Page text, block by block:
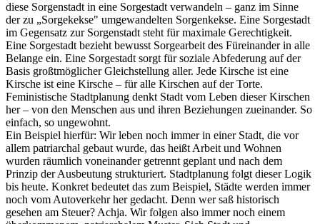
diese Sorgenstadt in eine Sorgestadt verwandeln – ganz im Sinne
der zu „Sorgekekse" umgewandelten Sorgenkekse. Eine Sorgestadt
im Gegensatz zur Sorgenstadt steht für maximale Gerechtigkeit.
Eine Sorgestadt bezieht bewusst Sorgearbeit des Füreinander in alle
Belange ein. Eine Sorgestadt sorgt für soziale Abfederung auf der
Basis großtmöglicher Gleichstellung aller. Jede Kirsche ist eine
Kirsche ist eine Kirsche – für alle Kirschen auf der Torte.
Feministische Stadtplanung denkt Stadt vom Leben dieser Kirschen
her – von den Menschen aus und ihren Beziehungen zueinander. So
einfach, so ungewohnt.
Ein Beispiel hierfür: Wir leben noch immer in einer Stadt, die vor
allem patriarchal gebaut wurde, das heißt Arbeit und Wohnen
wurden räumlich voneinander getrennt geplant und nach dem
Prinzip der Ausbeutung strukturiert. Stadtplanung folgt dieser Logik
bis heute. Konkret bedeutet das zum Beispiel, Städte werden immer
noch vom Autoverkehr her gedacht. Denn wer saß historisch
gesehen am Steuer? Achja. Wir folgen also immer noch einem